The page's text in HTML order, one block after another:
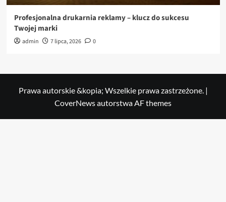
Profesjonalna drukarnia reklamy – klucz do sukcesu
Twojej marki
admin 7 lipca, 2026 0
Prawa autorskie &kopia; Wszelkie prawa zastrzeżone. |
CoverNewsautorstwa AF themes